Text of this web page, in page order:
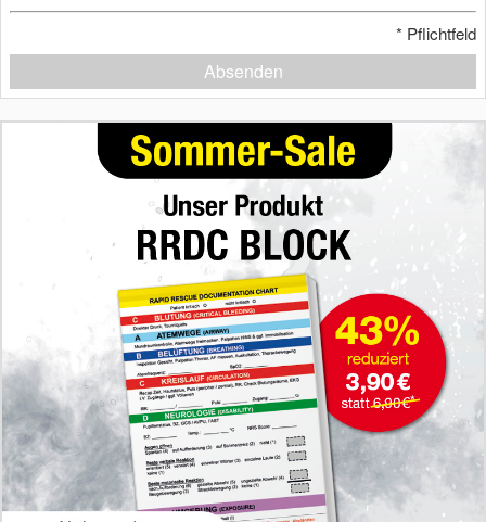
* Pflichtfeld
Absenden